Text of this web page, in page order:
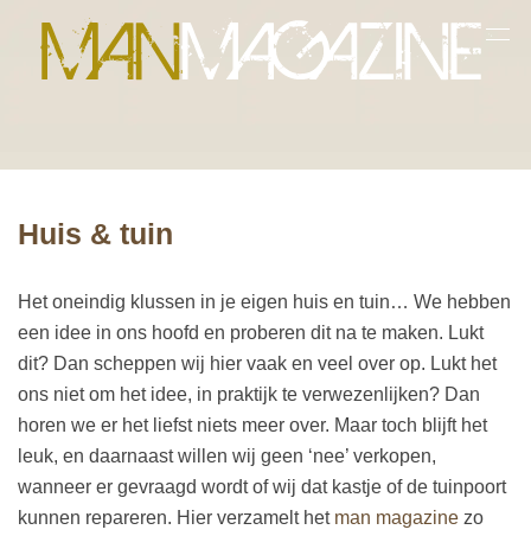
Huis & tuin
Het oneindig klussen in je eigen huis en tuin… We hebben
een idee in ons hoofd en proberen dit na te maken. Lukt
dit? Dan scheppen wij hier vaak en veel over op. Lukt het
ons niet om het idee, in praktijk te verwezenlijken? Dan
horen we er het liefst niets meer over. Maar toch blijft het
leuk, en daarnaast willen wij geen ‘nee’ verkopen,
wanneer er gevraagd wordt of wij dat kastje of de tuinpoort
kunnen repareren. Hier verzamelt het man magazine zo